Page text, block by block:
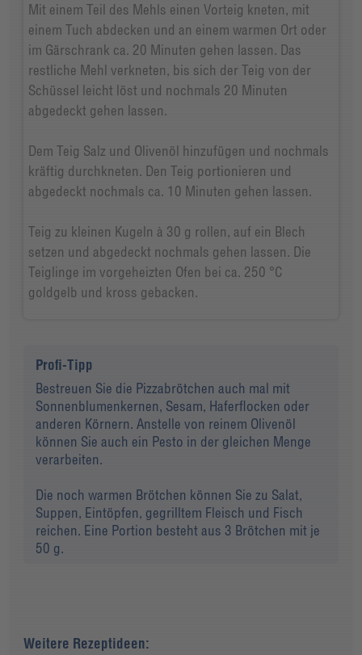
Mit einem Teil des Mehls einen Vorteig kneten, mit
einem Tuch abdecken und an einem warmen Ort oder
im Gärschrank ca. 20 Minuten gehen lassen. Das
restliche Mehl verkneten, bis sich der Teig von der
Schüssel leicht löst und nochmals 20 Minuten
abgedeckt gehen lassen.
Dem Teig Salz und Olivenöl hinzufügen und nochmals
kräftig durchkneten. Den Teig portionieren und
abgedeckt nochmals ca. 10 Minuten gehen lassen.
Teig zu kleinen Kugeln à 30 g rollen, auf ein Blech
setzen und abgedeckt nochmals gehen lassen. Die
Teiglinge im vorgeheizten Ofen bei ca. 250 °C
goldgelb und kross gebacken.
Profi-Tipp
Bestreuen Sie die Pizzabrötchen auch mal mit
Sonnenblumenkernen, Sesam, Haferflocken oder
anderen Körnern. Anstelle von reinem Olivenöl
können Sie auch ein Pesto in der gleichen Menge
verarbeiten.
Die noch warmen Brötchen können Sie zu Salat,
Suppen, Eintöpfen, gegrilltem Fleisch und Fisch
reichen. Eine Portion besteht aus 3 Brötchen mit je
50 g.
Weitere Rezeptideen: